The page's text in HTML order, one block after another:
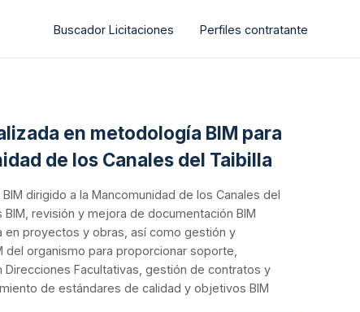
Buscador Licitaciones Perfiles contratante
en metodología BIM para
de los Canales del Taibilla
dirigido a la Mancomunidad de los Canales del
revisión y mejora de documentación BIM
en proyectos y obras, así como gestión y
del organismo para proporcionar soporte,
Facultativas, gestión de contratos y
de estándares de calidad y objetivos BIM